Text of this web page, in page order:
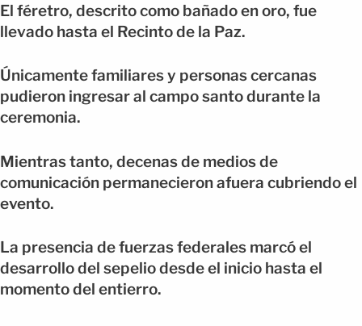
El féretro, descrito como bañado en oro, fue
llevado hasta el Recinto de la Paz.
Únicamente familiares y personas cercanas
pudieron ingresar al campo santo durante la
ceremonia.
Mientras tanto, decenas de medios de
comunicación permanecieron afuera cubriendo el
evento.
La presencia de fuerzas federales marcó el
desarrollo del sepelio desde el inicio hasta el
momento del entierro.